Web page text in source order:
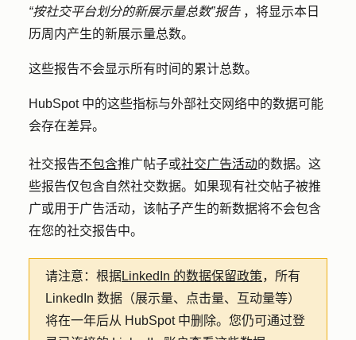
“按社交平台划分的新展示量总数”报告 ，将显示本日
历周内产生的新展示量总数。
这些报告不会显示所有时间的累计总数。
HubSpot 中的这些指标与外部社交网络中的数据可能
会存在差异。
社交报告不包含推广帖子或社交广告活动的数据。这
些报告仅包含自然社交数据。如果现有社交帖子被推
广或用于广告活动，该帖子产生的新数据将不会包含
在您的社交报告中。
请注意： 根据LinkedIn 的数据保留政策，所有
LinkedIn 数据（展示量、点击量、互动量等）
将在一年后从 HubSpot 中删除。您仍可通过登